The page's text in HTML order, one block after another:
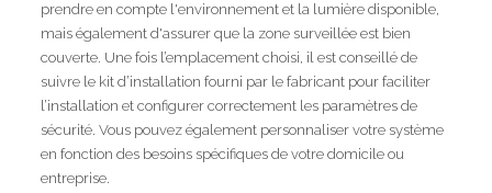
prendre en compte l'environnement et la lumière disponible,
mais également d'assurer que la zone surveillée est bien
couverte. Une fois l’emplacement choisi, il est conseillé de
suivre le kit d’installation fourni par le fabricant pour faciliter
l’installation et configurer correctement les paramètres de
sécurité. Vous pouvez également personnaliser votre système
en fonction des besoins spécifiques de votre domicile ou
entreprise.